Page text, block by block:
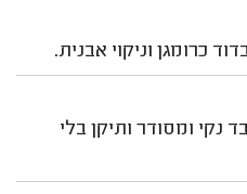
כרומגן וניקוי אבנית.
נקי ומסודר ותיקן בלי